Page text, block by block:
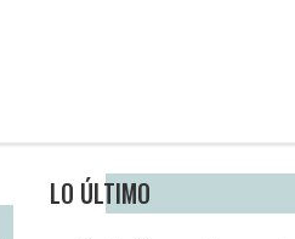
LO ÚLTIMO